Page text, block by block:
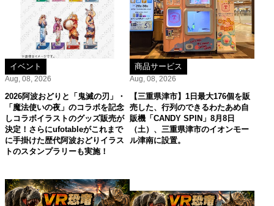
イベント
Aug, 08, 2026
2026阿波おどりと「鬼滅の刃」・
「魔法使いの夜」のコラボを記念
しコラボイラストのグッズ販売が
決定！さらにufotableがこれまで
に手掛けた歴代阿波おどりイラス
トのスタンプラリーも実施！
商品サービス
Aug, 08, 2026
【三重県津市】1日最大176個を販
売した、行列のできるわたあめ自
販機「CANDY SPIN」8月8日
（土）、三重県津市のイオンモー
ル津南に設置。